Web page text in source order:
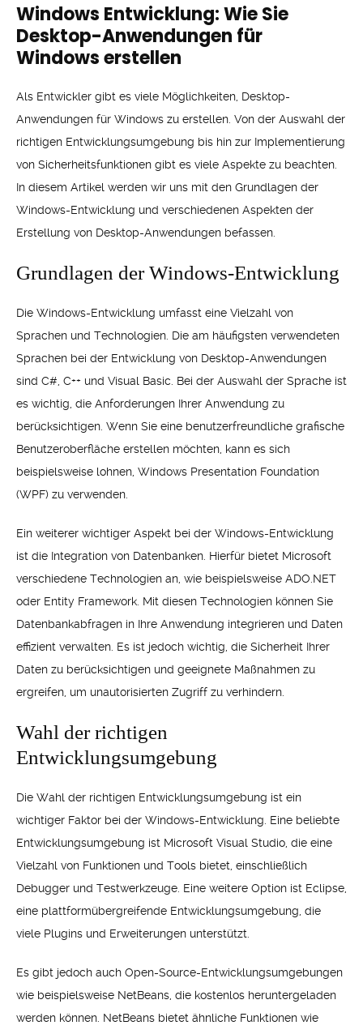
Windows Entwicklung: Wie Sie
Desktop-Anwendungen für
Windows erstellen
Als Entwickler gibt es viele Möglichkeiten, Desktop-
Anwendungen für Windows zu erstellen. Von der Auswahl der
richtigen Entwicklungsumgebung bis hin zur Implementierung
von Sicherheitsfunktionen gibt es viele Aspekte zu beachten.
In diesem Artikel werden wir uns mit den Grundlagen der
Windows-Entwicklung und verschiedenen Aspekten der
Erstellung von Desktop-Anwendungen befassen.
Grundlagen der Windows-Entwicklung
Die Windows-Entwicklung umfasst eine Vielzahl von
Sprachen und Technologien. Die am häufigsten verwendeten
Sprachen bei der Entwicklung von Desktop-Anwendungen
sind C#, C++ und Visual Basic. Bei der Auswahl der Sprache ist
es wichtig, die Anforderungen Ihrer Anwendung zu
berücksichtigen. Wenn Sie eine benutzerfreundliche grafische
Benutzeroberfläche erstellen möchten, kann es sich
beispielsweise lohnen, Windows Presentation Foundation
(WPF) zu verwenden.
Ein weiterer wichtiger Aspekt bei der Windows-Entwicklung
ist die Integration von Datenbanken. Hierfür bietet Microsoft
verschiedene Technologien an, wie beispielsweise ADO.NET
oder Entity Framework. Mit diesen Technologien können Sie
Datenbankabfragen in Ihre Anwendung integrieren und Daten
effizient verwalten. Es ist jedoch wichtig, die Sicherheit Ihrer
Daten zu berücksichtigen und geeignete Maßnahmen zu
ergreifen, um unautorisierten Zugriff zu verhindern.
Wahl der richtigen
Entwicklungsumgebung
Die Wahl der richtigen Entwicklungsumgebung ist ein
wichtiger Faktor bei der Windows-Entwicklung. Eine beliebte
Entwicklungsumgebung ist Microsoft Visual Studio, die eine
Vielzahl von Funktionen und Tools bietet, einschließlich
Debugger und Testwerkzeuge. Eine weitere Option ist Eclipse,
eine plattformübergreifende Entwicklungsumgebung, die
viele Plugins und Erweiterungen unterstützt.
Es gibt jedoch auch Open-Source-Entwicklungsumgebungen
wie beispielsweise NetBeans, die kostenlos heruntergeladen
werden können. NetBeans bietet ähnliche Funktionen wie